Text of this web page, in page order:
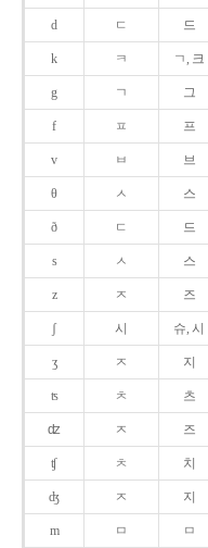
d ㄷ 드
k ㅋ ㄱ, 크
g ㄱ 그
f ㅍ 프
v ㅂ 브
θ ㅅ 스
ð ㄷ 드
s ㅅ 스
z ㅈ 즈
ʃ 시 슈, 시
ʒ ㅈ 지
ʦ ㅊ 츠
ʣ ㅈ 즈
ʧ ㅊ 치
ʤ ㅈ 지
m ㅁ ㅁ